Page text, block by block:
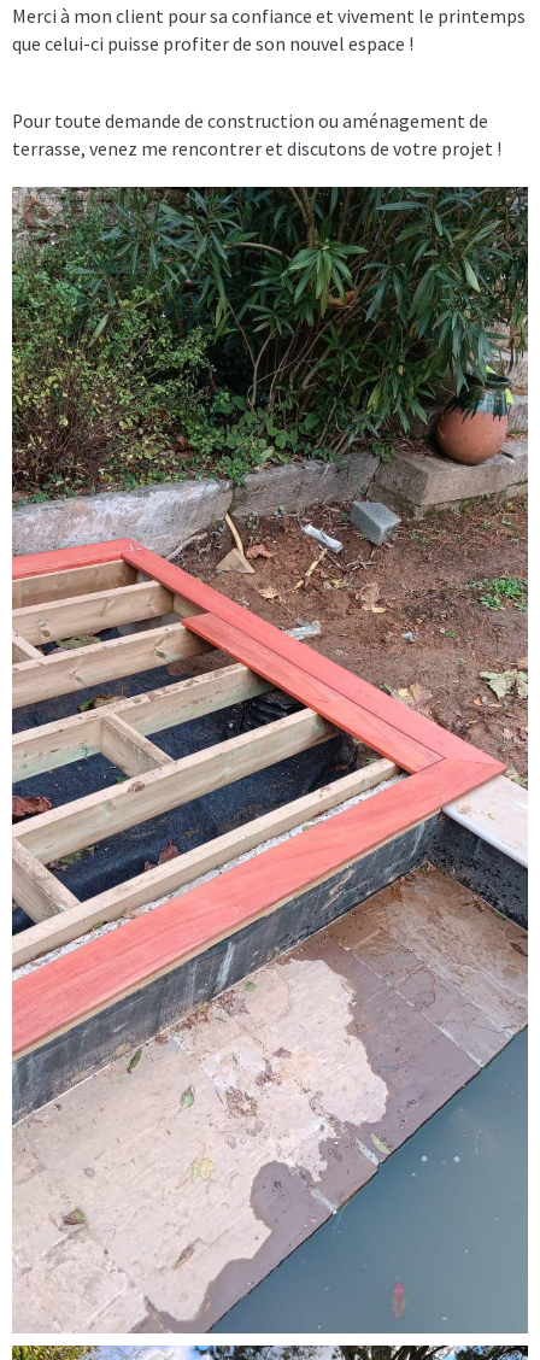
Merci à mon client pour sa confiance et vivement le printemps
que celui-ci puisse profiter de son nouvel espace !
Pour toute demande de construction ou aménagement de
terrasse, venez me rencontrer et discutons de votre projet !